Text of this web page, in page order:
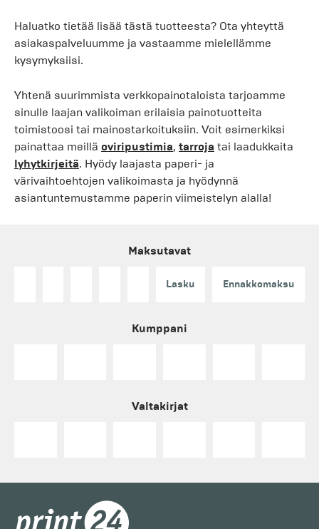
Haluatko tietää lisää tästä tuotteesta? Ota yhteyttä
asiakaspalveluumme ja vastaamme mielellämme
kysymyksiisi.
Yhtenä suurimmista verkkopainotaloista tarjoamme
sinulle laajan valikoiman erilaisia painotuotteita
toimistoosi tai mainostarkoituksiin. Voit esimerkiksi
painattaa meillä oviripustimia, tarroja tai laadukkaita
lyhytkirjeitä. Hyödy laajasta paperi- ja
värivaihtoehtojen valikoimasta ja hyödynnä
asiantuntemustamme paperin viimeistelyn alalla!
Maksutavat
Lasku Ennakkomaksu
Kumppani
Valtakirjat